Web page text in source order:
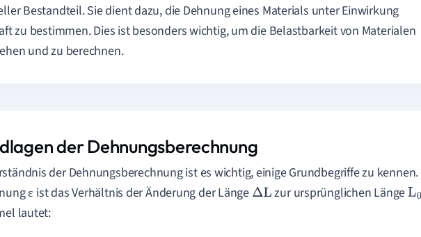
Bestandteil. Sie dient dazu, die Dehnung eines Materials unter Einwirkung
zu bestimmen. Dies ist besonders wichtig, um die Belastbarkeit von Materialen
und zu berechnen.
der Dehnungsberechnung
der Dehnungsberechnung ist es wichtig, einige Grundbegriffe zu kennen.
ε
ε ist das Verhältnis der Änderung der Länge ΔL zur ursprünglichen LängeL0
lautet: